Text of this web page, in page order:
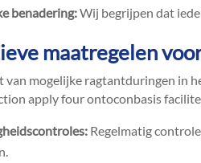
benadering:Wij begrijpen dat
maatregelen
van mogelijke ragtantduringen in
apply four ontoconbasis
Regelmatig